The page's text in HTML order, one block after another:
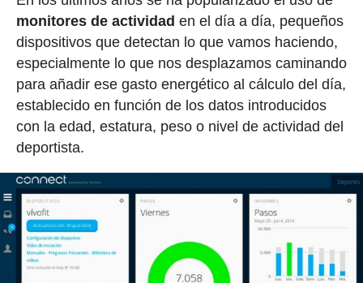
monitores de actividad en el día a día, pequeños
dispositivos que detectan lo que vamos haciendo,
especialmente lo que nos desplazamos caminando
para añadir ese gasto energético al cálculo del día,
establecido en función de los datos introducidos
con la edad, estatura, peso o nivel de actividad del
deportista.